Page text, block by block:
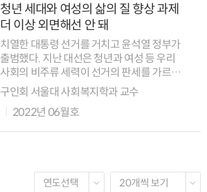
청년 세대와 여성의 삶의 질 향상 과제
더 이상 외면해선 안 돼
치열한 대통령 선거를 거치고 윤석열 정부가
출범했다. 지난 대선은 청년과 여성 등 우리
사회의 비주류 세력이 선거의 판세를 가르는
영향을 미친 최초의 선거로 기억될 만하다.
이제 새로운 정부는 새로운 세력으로 등장한
청년과 여성들의 요구에 진지하게 응답...
구인회 서울대 사회복지학과 교수
2022년 06월호